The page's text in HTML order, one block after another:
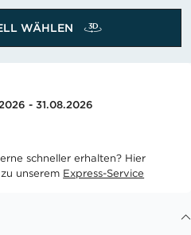
WÄHLEN
- 31.08.2026
schneller erhalten? Hier
unserem Express-Service